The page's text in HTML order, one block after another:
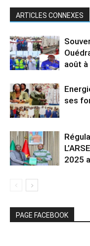
ARTICLES CONNEXES
août
ses
2025
PAGE FACEBOOK